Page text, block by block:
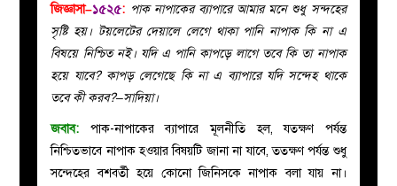
প্রশ্ন
জিজ্ঞাসা–১৫২৫: পাক নাপাকের ব্যাপারে আমার মনে শুধু সন্দহের
সৃষ্টি হয়। টয়লেটের দেয়ালে লেগে থাকা পানি নাপাক কি না এ
বিষয়ে নিশ্চিত নই। যদি এ পানি কাপড়ে লাগে তবে কি তা নাপাক
হয়ে যাবে? কাপড় লেগেছে কি না এ ব্যাপারে যদি সন্দেহ থাকে
তবে কী করব?–সাদিয়া।
জবাব:
পাক-নাপাকের ব্যাপারে মূলনীতি হল, যতক্ষণ পর্যন্ত
নিশ্চিতভাবে নাপাক হওয়ার বিষয়টি জানা না যাবে, ততক্ষণ পর্যন্ত শুধু
সন্দেহের বশবর্তী হয়ে কোনো জিনিসকে নাপাক বলা যায় না।